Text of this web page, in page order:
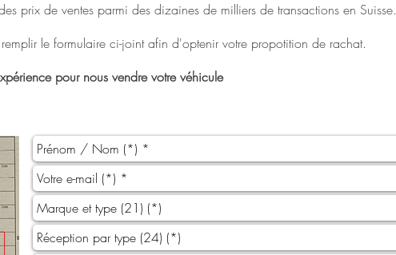
prix de ventes parmi des dizaines de milliers de transactions en Suisse.
le formulaire ci-joint afin d'optenir votre propotition de rachat.
pour nous vendre votre véhicule